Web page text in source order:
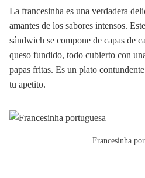
La francesinha es una verdadera
amantes de los sabores intensos.
sándwich se compone de capas de
queso fundido, todo cubierto con
papas fritas. Es un plato
tu apetito.
Francesinha